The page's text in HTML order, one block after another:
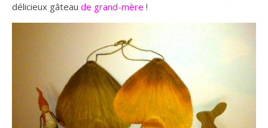
délicieux gâteau de grand-mère !